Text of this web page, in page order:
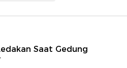
Saat Gedung